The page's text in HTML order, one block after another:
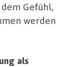
Gefühl,
werden
als